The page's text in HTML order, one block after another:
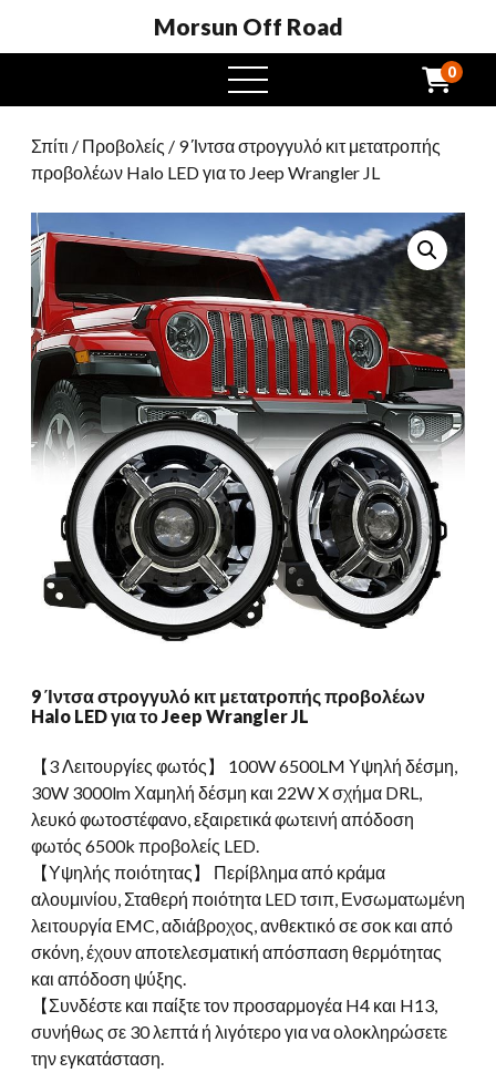
Morsun Off Road
μενού 0
Σπίτι / Προβολείς / 9 Ίντσα στρογγυλό κιτ μετατροπής
προβολέων Halo LED για το Jeep Wrangler JL
9 Ίντσα στρογγυλό κιτ μετατροπής προβολέων
Halo LED για το Jeep Wrangler JL
【3 Λειτουργίες φωτός】 100W 6500LM Υψηλή δέσμη,
30W 3000lm Χαμηλή δέσμη και 22W X σχήμα DRL,
λευκό φωτοστέφανο, εξαιρετικά φωτεινή απόδοση
φωτός 6500k προβολείς LED.
【Υψηλής ποιότητας】 Περίβλημα από κράμα
αλουμινίου, Σταθερή ποιότητα LED τσιπ, Ενσωματωμένη
λειτουργία EMC, αδιάβροχος, ανθεκτικό σε σοκ και από
σκόνη, έχουν αποτελεσματική απόσπαση θερμότητας
και απόδοση ψύξης.
【Συνδέστε και παίξτε τον προσαρμογέα H4 και H13,
συνήθως σε 30 λεπτά ή λιγότερο για να ολοκληρώσετε
την εγκατάσταση.